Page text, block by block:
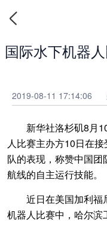
国际水下机器
2019-08-11 17:14:06
新华社洛杉矶8月10
人比赛主办方10日在
队的表现，称赞中国
航线的自主运行技能。
近日在美国加利福
机器人比赛中，哈尔滨